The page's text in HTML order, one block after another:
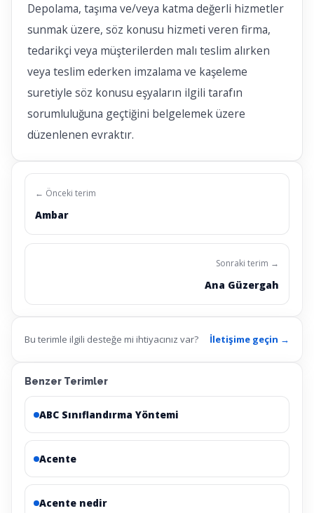
Depolama, taşıma ve/veya katma değerli hizmetler
sunmak üzere, söz konusu hizmeti veren firma,
tedarikçi veya müşterilerden malı teslim alırken
veya teslim ederken imzalama ve kaşeleme
suretiyle söz konusu eşyaların ilgili tarafın
sorumluluğuna geçtiğini belgelemek üzere
düzenlenen evraktır.
← Önceki terim
Ambar
Sonraki terim →
Ana Güzergah
Bu terimle ilgili desteğe mi ihtiyacınız var? İletişime geçin →
Benzer Terimler
ABC Sınıflandırma Yöntemi
Acente
Acente nedir